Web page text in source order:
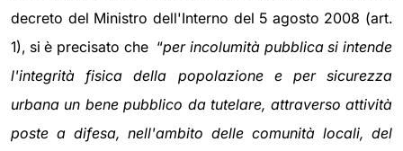
decreto del Ministro dell'Interno del 5 agosto 2008 (art.
1), si è precisato che “per incolumità pubblica si intende
l'integrità fisica della popolazione e per sicurezza
urbana un bene pubblico da tutelare, attraverso attività
poste a difesa, nell'ambito delle comunità locali, del